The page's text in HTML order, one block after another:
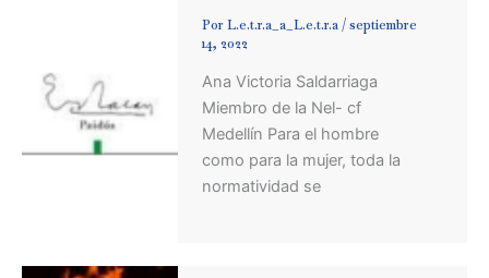
Por L.e.t.r.a_a_L.e.t.r.a / septiembre
14, 2022
Ana Victoria Saldarriaga
Miembro de la Nel- cf
Medellín Para el hombre
como para la mujer, toda la
normatividad se